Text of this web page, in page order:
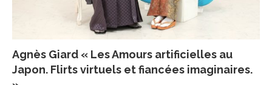
Agnès Giard « Les Amours artificielles au
Japon. Flirts virtuels et fiancées imaginaires.